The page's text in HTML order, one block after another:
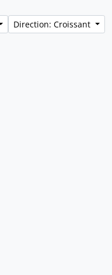
Direction: Croissant